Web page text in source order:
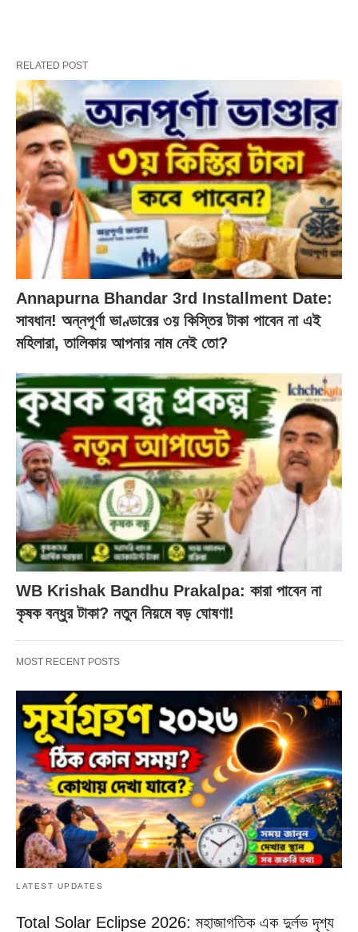
RELATED POST
Annapurna Bhandar 3rd Installment Date:
সাবধান! অন্নপূর্ণা ভাণ্ডারের ৩য় কিস্তির টাকা পাবেন না এই
মহিলারা, তালিকায় আপনার নাম নেই তো?
WB Krishak Bandhu Prakalpa: কারা পাবেন না
কৃষক বন্ধুর টাকা? নতুন নিয়মে বড় ঘোষণা!
MOST RECENT POSTS
LATEST UPDATES
Total Solar Eclipse 2026: মহাজাগতিক এক দুর্লভ দৃশ্য